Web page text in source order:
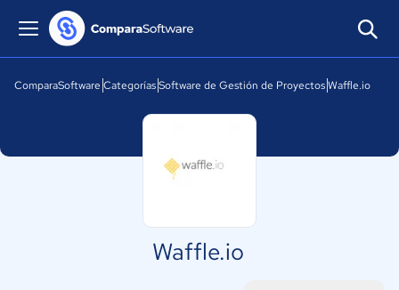
ComparaSoftware CategoríasSoftware de Gestión de ProyectosWaffle.io
Waffle.io